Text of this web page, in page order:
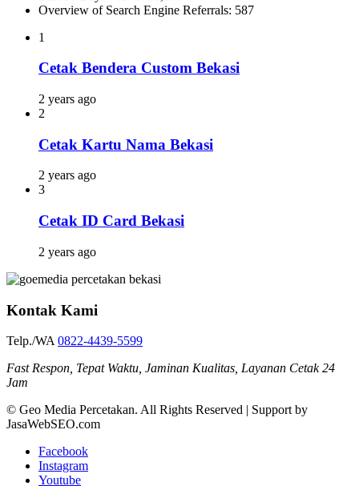
Overview of Search Engine Referrals: 587
1
Cetak Bendera Custom Bekasi
2 years ago
2
Cetak Kartu Nama Bekasi
2 years ago
3
Cetak ID Card Bekasi
2 years ago
Kontak Kami
Telp./WA 0822-4439-5599
Fast Respon, Tepat Waktu, Jaminan Kualitas, Layanan Cetak 24
Jam
© Geo Media Percetakan. All Rights Reserved | Support by
JasaWebSEO.com
Facebook
Instagram
Youtube